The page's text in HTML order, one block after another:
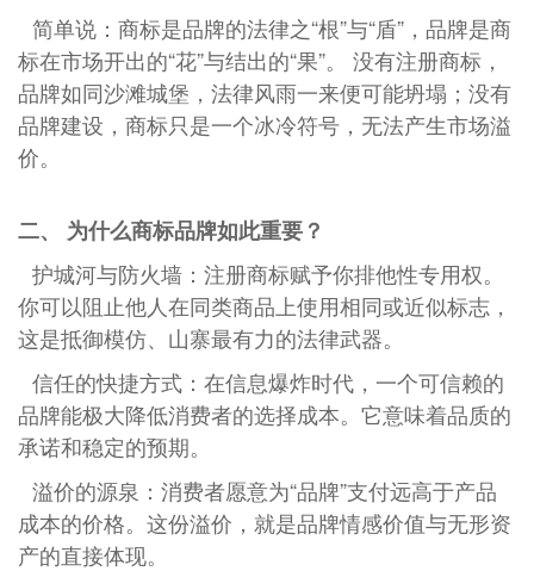
简单说：商标是品牌的法律之“根”与“盾”，品牌是商
标在市场开出的“花”与结出的“果”。 没有注册商标，
品牌如同沙滩城堡，法律风雨一来便可能坍塌；没有
品牌建设，商标只是一个冰冷符号，无法产生市场溢
价。
二、 为什么商标品牌如此重要？
护城河与防火墙：注册商标赋予你排他性专用权。
你可以阻止他人在同类商品上使用相同或近似标志，
这是抵御模仿、山寨最有力的法律武器。
信任的快捷方式：在信息爆炸时代，一个可信赖的
品牌能极大降低消费者的选择成本。它意味着品质的
承诺和稳定的预期。
溢价的源泉：消费者愿意为“品牌”支付远高于产品
成本的价格。这份溢价，就是品牌情感价值与无形资
产的直接体现。